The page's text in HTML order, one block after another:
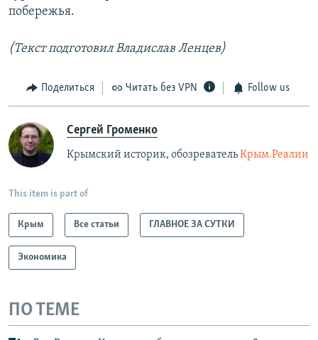
побережья.
(Текст подготовил Владислав Ленцев)
Поделиться Читать без VPN Follow us
Сергей Громенко
Крымский историк, обозревательКрым.Реалии
This item is part of
Крым Все статьи ГЛАВНОЕ ЗА СУТКИ
Экономика
ПО ТЕМЕ